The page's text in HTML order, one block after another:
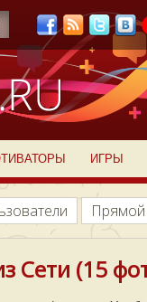
ИГРЫ
Сети (15